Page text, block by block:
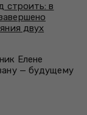
строить: в
двух
Елене
— будущему